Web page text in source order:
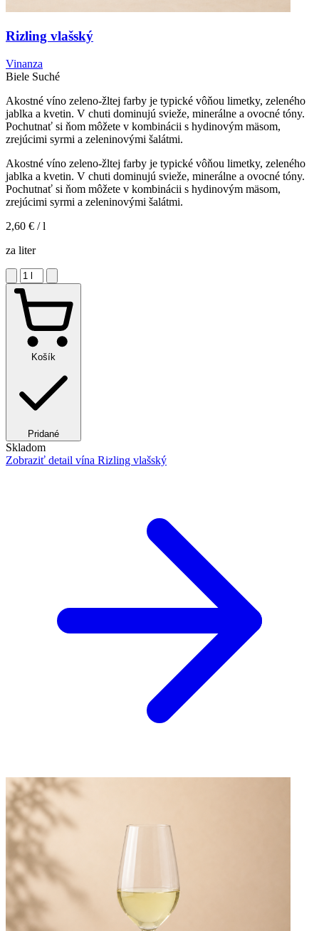
Rizling vlašský
Vinanza
Biele Suché
Akostné víno zeleno-žltej farby je typické vôňou limetky, zeleného
jablka a kvetin. V chuti dominujú svieže, minerálne a ovocné tóny.
Pochutnať si ňom môžete v kombinácii s hydinovým mäsom,
zrejúcimi syrmi a zeleninovými šalátmi.
Akostné víno zeleno-žltej farby je typické vôňou limetky, zeleného
jablka a kvetin. V chuti dominujú svieže, minerálne a ovocné tóny.
Pochutnať si ňom môžete v kombinácii s hydinovým mäsom,
zrejúcimi syrmi a zeleninovými šalátmi.
2,60 € / l
za liter
Košík
Pridané
Skladom
Zobraziť detail vína Rizling vlašský